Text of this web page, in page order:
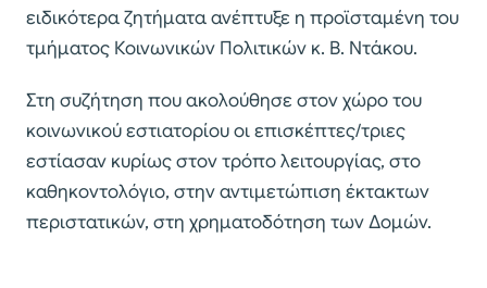
ειδικότερα ζητήματα ανέπτυξε η προϊσταμένη του
τμήματος Κοινωνικών Πολιτικών κ. Β. Ντάκου.
Στη συζήτηση που ακολούθησε στον χώρο του
κοινωνικού εστιατορίου οι επισκέπτες/τριες
εστίασαν κυρίως στον τρόπο λειτουργίας, στο
καθηκοντολόγιο, στην αντιμετώπιση έκτακτων
περιστατικών, στη χρηματοδότηση των Δομών.